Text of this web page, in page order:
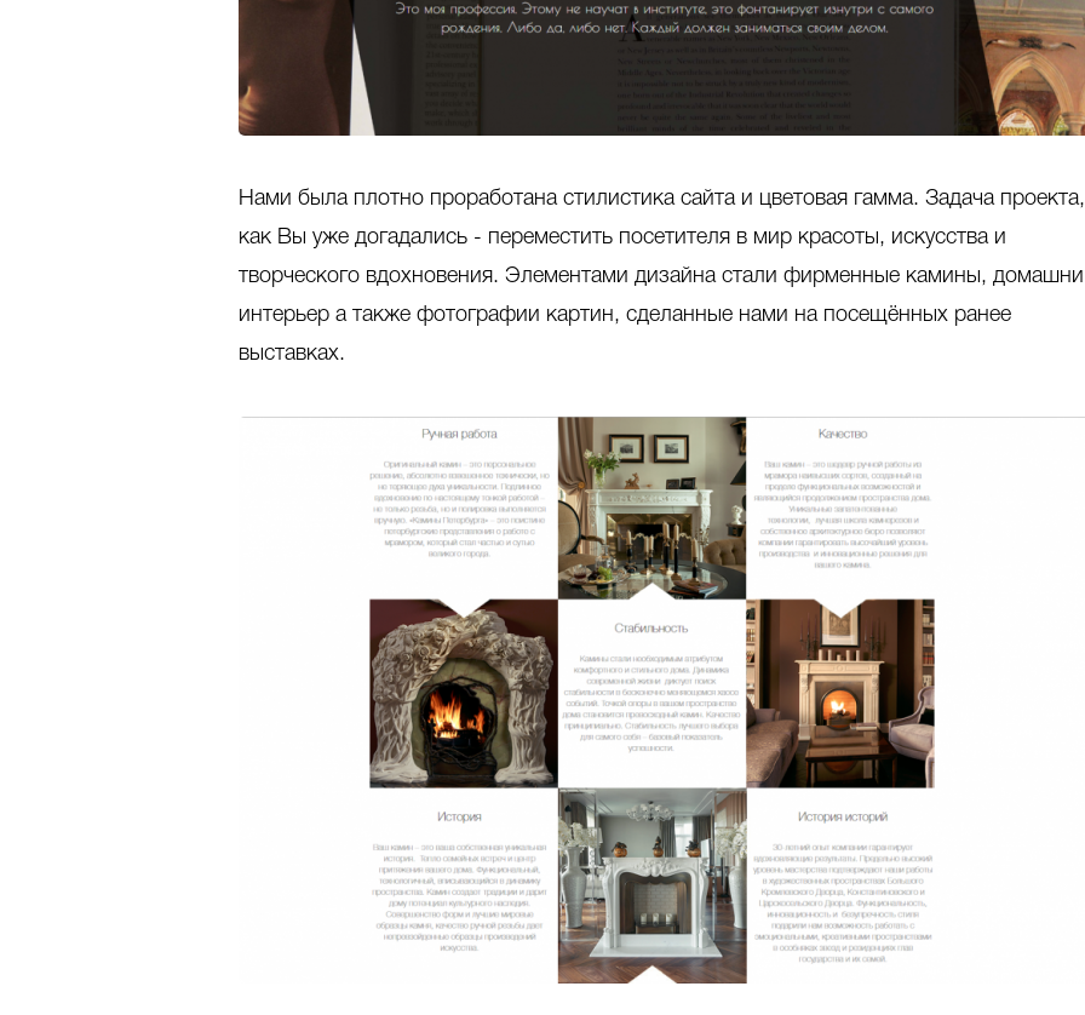
Нами была плотно проработана стилистика сайта и цветовая гамма. Задача проекта,
как Вы уже догадались - переместить посетителя в мир красоты, искусства и
творческого вдохновения. Элементами дизайна стали фирменные камины,
интерьер а также фотографии картин, сделанные нами на посещённых ранее
выставках.